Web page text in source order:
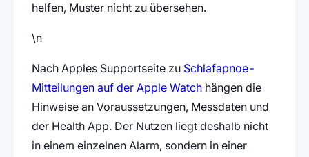
helfen, Muster nicht zu übersehen.
\n
Nach Apples Supportseite zu Schlafapnoe-
Mitteilungen auf der Apple Watchhängen die
Hinweise an Voraussetzungen, Messdaten und
der Health App. Der Nutzen liegt deshalb nicht
in einem einzelnen Alarm, sondern in einer